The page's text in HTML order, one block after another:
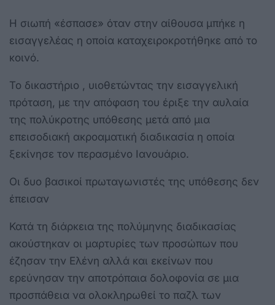
Η σιωπή «έσπασε» όταν στην αίθουσα μπήκε η
εισαγγελέας η οποία καταχειροκροτήθηκε από το
κοινό.
Το δικαστήριο , υιοθετώντας την εισαγγελική
πρόταση, με την απόφαση του έριξε την αυλαία
της πολύκροτης υπόθεσης μετά από μια
επεισοδιακή ακροαματική διαδικασία η οποία
ξεκίνησε τον περασμένο Ιανουάριο.
Οι δυο βασικοί πρωταγωνιστές της υπόθεσης δεν
έπεισαν
Κατά τη διάρκεια της πολύμηνης διαδικασίας
ακούστηκαν οι μαρτυρίες των προσώπων που
έζησαν την Ελένη αλλά και εκείνων που
ερεύνησαν την αποτρόπαια δολοφονία σε μια
προσπάθεια να ολοκληρωθεί το παζλ των